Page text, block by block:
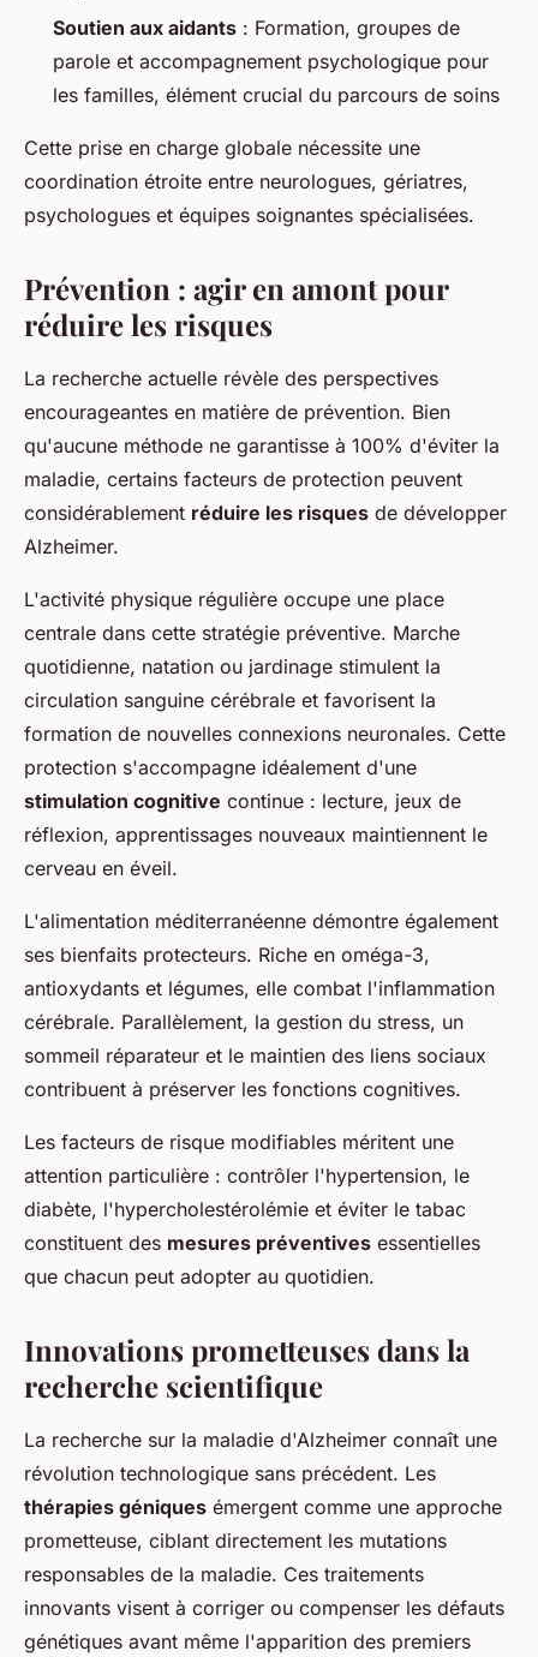
Soutien aux aidants : Formation, groupes de
parole et accompagnement psychologique pour
les familles, élément crucial du parcours de soins
Cette prise en charge globale nécessite une
coordination étroite entre neurologues, gériatres,
psychologues et équipes soignantes spécialisées.
Prévention : agir en amont pour
réduire les risques
La recherche actuelle révèle des perspectives
encourageantes en matière de prévention. Bien
qu'aucune méthode ne garantisse à 100% d'éviter la
maladie, certains facteurs de protection peuvent
considérablement réduire les risques de développer
Alzheimer.
L'activité physique régulière occupe une place
centrale dans cette stratégie préventive. Marche
quotidienne, natation ou jardinage stimulent la
circulation sanguine cérébrale et favorisent la
formation de nouvelles connexions neuronales. Cette
protection s'accompagne idéalement d'une
stimulation cognitive continue : lecture, jeux de
réflexion, apprentissages nouveaux maintiennent le
cerveau en éveil.
L'alimentation méditerranéenne démontre également
ses bienfaits protecteurs. Riche en oméga-3,
antioxydants et légumes, elle combat l'inflammation
cérébrale. Parallèlement, la gestion du stress, un
sommeil réparateur et le maintien des liens sociaux
contribuent à préserver les fonctions cognitives.
Les facteurs de risque modifiables méritent une
attention particulière : contrôler l'hypertension, le
diabète, l'hypercholestérolémie et éviter le tabac
constituent des mesures préventives essentielles
que chacun peut adopter au quotidien.
Innovations prometteuses dans la
recherche scientifique
La recherche sur la maladie d'Alzheimer connaît une
révolution technologique sans précédent. Les
thérapies géniques émergent comme une approche
prometteuse, ciblant directement les mutations
responsables de la maladie. Ces traitements
innovants visent à corriger ou compenser les défauts
génétiques avant même l'apparition des premiers